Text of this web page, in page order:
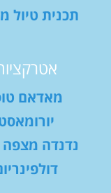
תכנית טיול
מאדאם
נדנדה